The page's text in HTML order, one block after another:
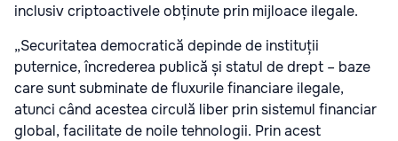
inclusiv criptoactivele obținute prin mijloace ilegale.
„Securitatea democratică depinde de instituții
puternice, încrederea publică și statul de drept – baze
care sunt subminate de fluxurile financiare ilegale,
atunci când acestea circulă liber prin sistemul financiar
global, facilitate de noile tehnologii. Prin acest